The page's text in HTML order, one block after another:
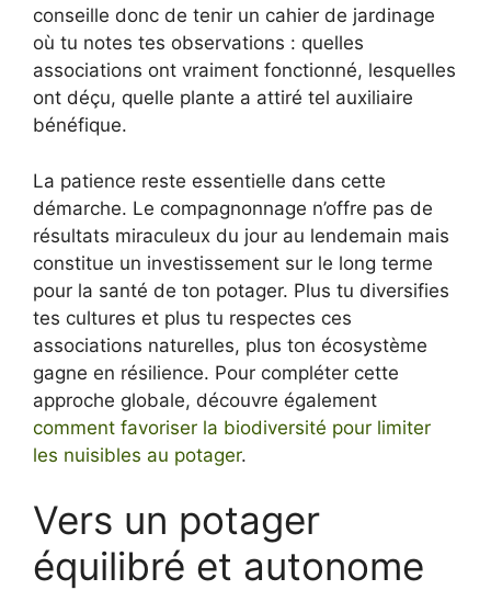
conseille donc de tenir un cahier de jardinage
où tu notes tes observations : quelles
associations ont vraiment fonctionné, lesquelles
ont déçu, quelle plante a attiré tel auxiliaire
bénéfique.
La patience reste essentielle dans cette
démarche. Le compagnonnage n’offre pas de
résultats miraculeux du jour au lendemain mais
constitue un investissement sur le long terme
pour la santé de ton potager. Plus tu diversifies
tes cultures et plus tu respectes ces
associations naturelles, plus ton écosystème
gagne en résilience. Pour compléter cette
approche globale, découvre également
comment favoriser la biodiversité pour limiter
les nuisibles au potager.
Vers un potager
équilibré et autonome